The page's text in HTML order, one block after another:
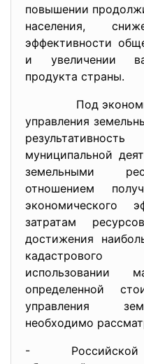
повышении
населения,
эффективности
и увеличении
продукта страны.
Под
управления
муниципальной
земельными
отношением
экономического
затратам
достижения
кадастрового
использовании
определенной
управления
необходимо
-